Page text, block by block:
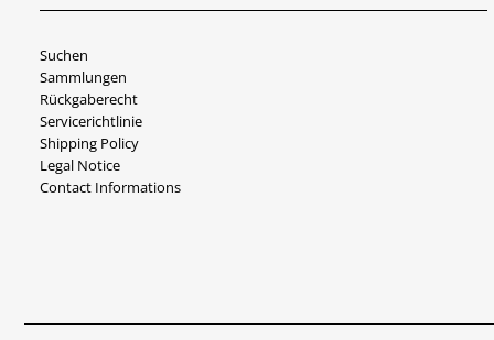
Suchen
Sammlungen
Rückgaberecht
Servicerichtlinie
Shipping Policy
Legal Notice
Contact Informations